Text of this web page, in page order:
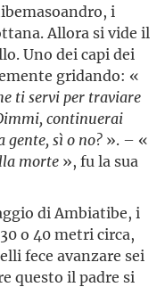
i
Allora si vide il
Uno dei capi dei
gridando: «
ti servi per traviare
continuerai
gente, sì o no? ». – «
morte », fu la sua
di Ambiatibe, i
o 40 metri circa,
fece avanzare sei
questo il padre si